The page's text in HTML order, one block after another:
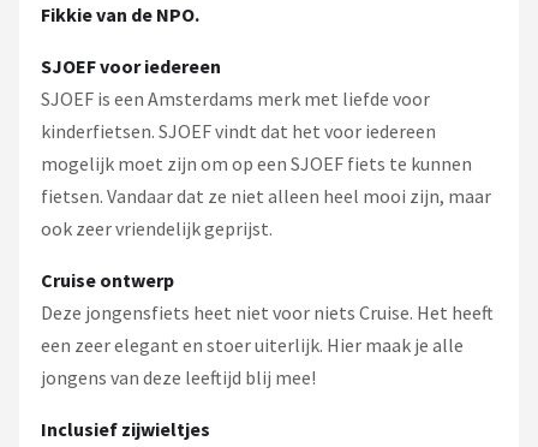
Alle merken →
Fikkie van de NPO.
SJOEF voor iedereen
SJOEF is een Amsterdams merk met liefde voor
kinderfietsen. SJOEF vindt dat het voor iedereen
mogelijk moet zijn om op een SJOEF fiets te kunnen
fietsen. Vandaar dat ze niet alleen heel mooi zijn, maar
ook zeer vriendelijk geprijst.
Cruise ontwerp
Deze jongensfiets heet niet voor niets Cruise. Het heeft
een zeer elegant en stoer uiterlijk. Hier maak je alle
jongens van deze leeftijd blij mee!
Inclusief zijwieltjes